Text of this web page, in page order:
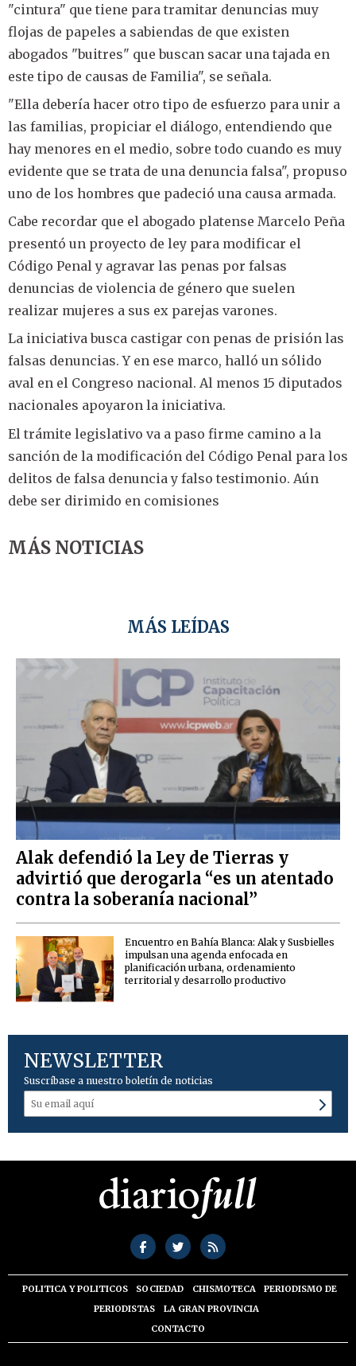
"cintura" que tiene para tramitar denuncias muy
flojas de papeles a sabiendas de que existen
abogados "buitres" que buscan sacar una tajada en
este tipo de causas de Familia", se señala.
"Ella debería hacer otro tipo de esfuerzo para unir a
las familias, propiciar el diálogo, entendiendo que
hay menores en el medio, sobre todo cuando es muy
evidente que se trata de una denuncia falsa", propuso
uno de los hombres que padeció una causa armada.
Cabe recordar que el abogado platense Marcelo Peña
presentó un proyecto de ley para modificar el
Código Penal y agravar las penas por falsas
denuncias de violencia de género que suelen
realizar mujeres a sus ex parejas varones.
La iniciativa busca castigar con penas de prisión las
falsas denuncias. Y en ese marco, halló un sólido
aval en el Congreso nacional. Al menos 15 diputados
nacionales apoyaron la iniciativa.
El trámite legislativo va a paso firme camino a la
sanción de la modificación del Código Penal para los
delitos de falsa denuncia y falso testimonio. Aún
debe ser dirimido en comisiones
MÁS NOTICIAS
MÁS LEÍDAS
Alak defendió la Ley de Tierras y
advirtió que derogarla “es un atentado
contra la soberanía nacional”
Encuentro en Bahía Blanca: Alak y Susbielles
impulsan una agenda enfocada en
planificación urbana, ordenamiento
territorial y desarrollo productivo
NEWSLETTER
Suscríbase a nuestro boletín de noticias
POLITICA Y POLITICOS SOCIEDAD CHISMOTECA
PERIODISMO DE
PERIODISTAS
LA GRAN PROVINCIA
CONTACTO